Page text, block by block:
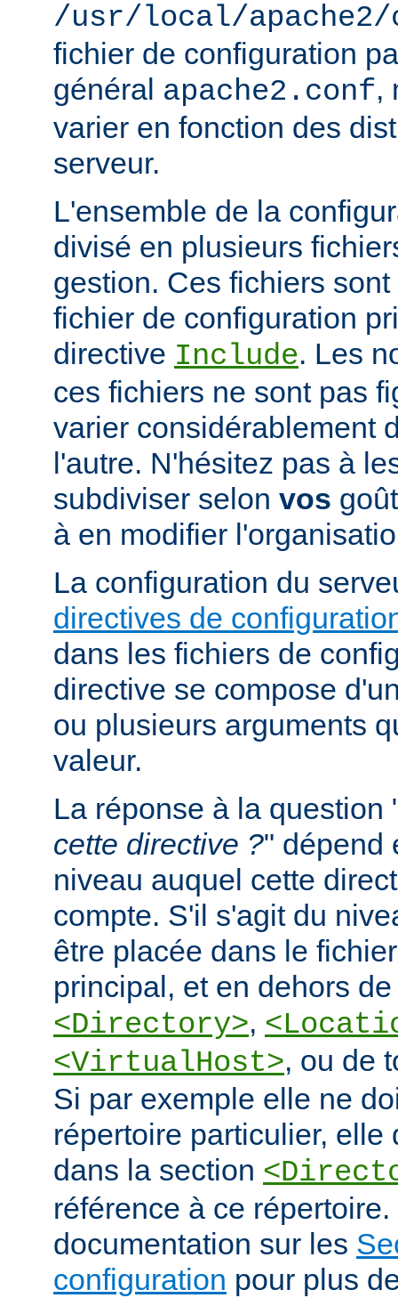
/usr/local/apache2/
fichier de configuration
général apache2.conf,
varier en fonction des
serveur.
L'ensemble de la
divisé en plusieurs
gestion. Ces fichiers
fichier de configuration
directive Include. Les
ces fichiers ne sont pas
varier considérablement
l'autre. N'hésitez pas à
subdiviser selon vos
à en modifier
La configuration du
directives de
dans les fichiers de
directive se compose
ou plusieurs arguments
valeur.
La réponse à la question
cette directive ?" dépend
niveau auquel cette
compte. S'il s'agit du
être placée dans le
principal, et en dehors
<Directory>,
<VirtualHost>, ou de
Si par exemple elle ne
répertoire particulier, elle
dans la section
référence à ce répertoire.
documentation sur les
configuration pour plus